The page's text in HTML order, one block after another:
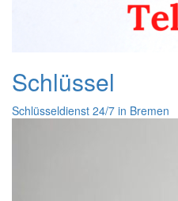
Schlüssel
Schlüsseldienst 24/7 in Bremen